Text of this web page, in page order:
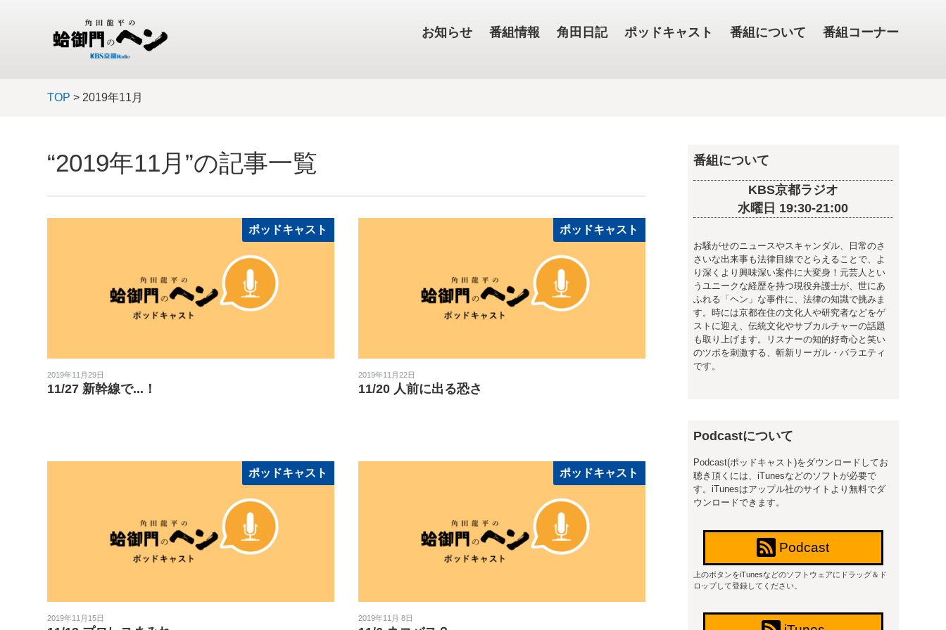
お知らせ 番組情報 角田日記 ポッドキャスト 番組について 番組コーナー
TOP > 2019年11月
“2019年11月”の記事一覧
ポッドキャスト
2019年11月29日
11/27 新幹線で...！
ポッドキャスト
2019年11月22日
11/20 人前に出る恐さ
ポッドキャスト
2019年11月15日
ポッドキャスト
2019年11月 8日
番組について
KBS京都ラジオ
水曜日 19:30-21:00
お騒がせのニュースやスキャンダル、日常のさ
さいな出来事も法律目線でとらえることで、よ
り深くより興味深い案件に大変身！元芸人とい
うユニークな経歴を持つ現役弁護士が、世にあ
ふれる「ヘン」な事件に、法律の知識で挑みま
す。時には京都在住の文化人や研究者などをゲ
ストに迎え、伝統文化やサブカルチャーの話題
も取り上げます。リスナーの知的好奇心と笑い
のツボを刺激する、斬新リーガル・バラエティ
です。
Podcastについて
Podcast(ポッドキャスト)をダウンロードしてお
聴き頂くには、iTunesなどのソフトが必要で
す。iTunesはアップル社のサイトより無料でダ
ウンロードできます。
Podcast
上のボタンをiTunesなどのソフトウェアにドラッグ＆ド
ロップして登録してください。